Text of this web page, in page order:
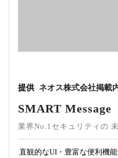
提供 ネオス株式会社掲載
SMART Message
業界No.1セキュリティの
直観的なUI・豊富な便利機